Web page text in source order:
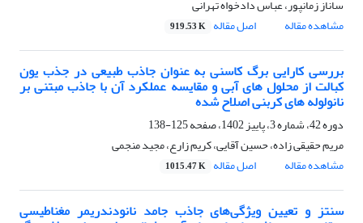
ساناز زمانپور، عباس دادخواه تهرانی
مشاهده مقاله
اصل مقاله 919.53 K
بررسی کارایی برگ کاسنی به عنوان جاذب طبیعی در جذب یون
کبالت از محلول های آبی و مقایسه عملکرد آن با جاذب مبتنی بر
نانولوله های کربنی اصلاح شده
دوره 42، شماره 3، پاییز 1402، صفحه
125-138
مریم حقیقی زاده، حسین آقایی، کریم زارع، مجید منجمی
مشاهده مقاله
اصل مقاله 1015.47 K
سنتز و تعیین ویژگی‌های جاذب جامد نانودندریمر مغناطیسی